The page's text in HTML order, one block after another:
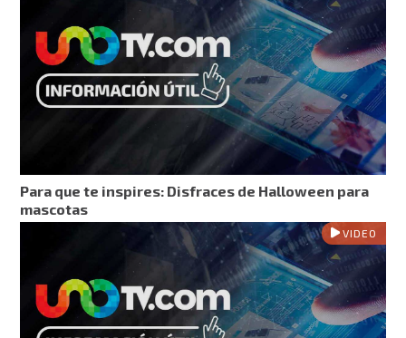
Para que te inspires: Disfraces de Halloween para
mascotas
VIDEO